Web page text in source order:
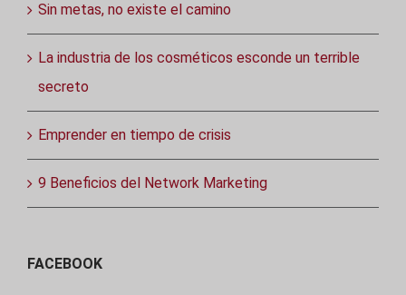
Sin metas, no existe el camino
La industria de los cosméticos esconde un terrible
secreto
Emprender en tiempo de crisis
9 Beneficios del Network Marketing
FACEBOOK